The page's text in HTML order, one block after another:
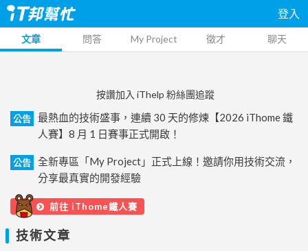
登入
文章 問答 My Project 徵才 聊天
按讚加入 iThelp 粉絲團追蹤
公告
最熱血的技術盛事，連續 30 天的修煉【2026 iThome 鐵
人賽】8 月 1 日賽事正式開啟！
公告
全新專區「My Project」正式上線！邀請你用技術交流，
分享最真實的開發經驗
前往 iThome鐵人賽
技術文章